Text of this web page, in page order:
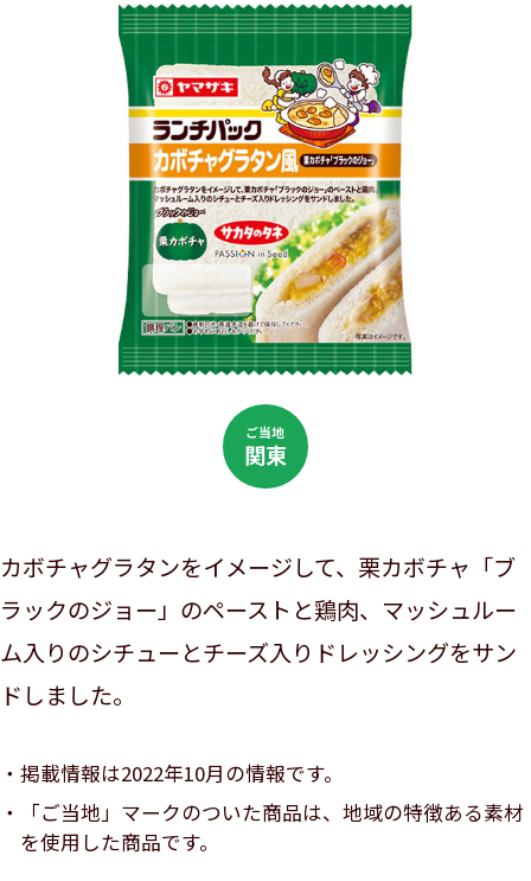
ご当地
関東
カボチャグラタンをイメージして、栗カボチャ「ブ
ラックのジョー」のペーストと鶏肉、マッシュルー
ム入りのシチューとチーズ入りドレッシングをサン
ドしました。
掲載情報は2022年10月の情報です。
「ご当地」マークのついた商品は、地域の特徴ある素材
を使用した商品です。